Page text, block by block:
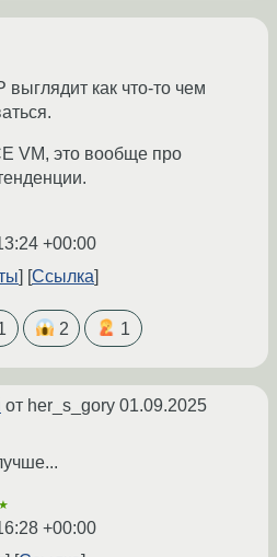
выглядит как что-то чем
VM, это вообще про
+00:00
Ссылка
2 1
от her_s_gory 01.09.2025
+00:00